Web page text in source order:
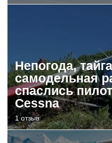
Непогода,
самодельная
спаслись
Cessna
1 отзыв